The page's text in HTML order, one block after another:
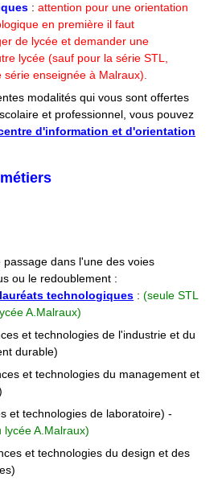
:attention pour une orientation
en première il faut
de lycée et demander une
lycée (sauf pour la série STL,
série enseignée à Malraux).
modalités qui vous sont offertes
et professionnel, vous pouvez
d'information et d'orientation
dans l'une des voies
ou le redoublement :
technologiques :(seule STL
A.Malraux)
et technologies de l'industrie et du
durable)
et technologies du management et
et technologies de laboratoire) -
lycée A.Malraux)
et technologies du design et des